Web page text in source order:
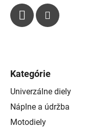
Kategórie
Univerzálne diely
Náplne a údržba
Motodiely